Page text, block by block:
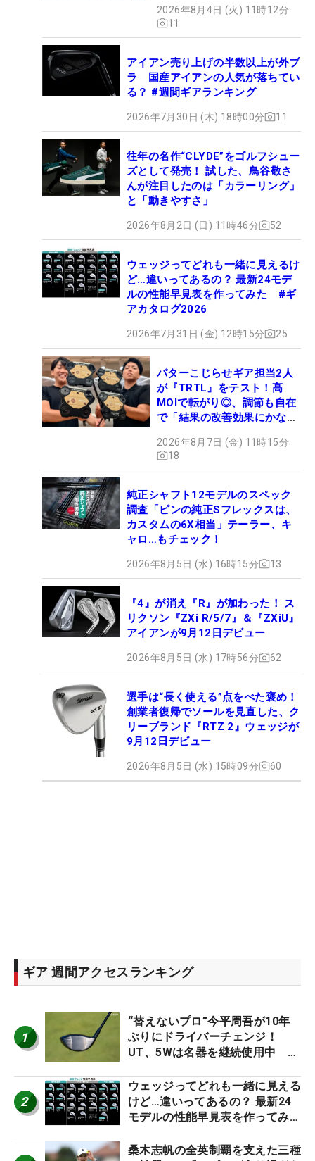
2026年8月4日 (火) 11時12分
11
アイアン売り上げの半数以上が外ブ
ラ 国産アイアンの人気が落ちてい
る？ #週間ギアランキング
2026年7月30日 (木) 18時00分 11
往年の名作“CLYDE”をゴルフシュー
ズとして発売！ 試した、鳥谷敬さ
んが注目したのは「カラーリング」
と「動きやすさ」
2026年8月2日 (日) 11時46分 52
ウェッジってどれも一緒に見えるけ
ど…違いってあるの？ 最新24モデ
ルの性能早見表を作ってみた #ギ
アカタログ2026
2026年7月31日 (金) 12時15分 25
パターこじらせギア担当2人
が『TRTL』をテスト！高
MOIで転がり◎、調節も自在
で「結果の改善効果にかなり
2026年8月7日 (金) 11時15分
18
純正シャフト12モデルのスペック
調査「ピンの純正Sフレックスは、
カスタムの6X相当」テーラー、キ
ャロ…もチェック！
2026年8月5日 (水) 16時15分 13
『4』が消え『R』が加わった！ ス
リクソン『ZXi R/5/7』＆『ZXiU』
アイアンが9月12日デビュー
2026年8月5日 (水) 17時56分 62
選手は“長く使える”点をべた褒め！
創業者復帰でソールを見直した、ク
リーブランド『RTZ 2』ウェッジが
9月12日デビュー
2026年8月5日 (水) 15時09分 60
ギア 週間アクセスランキング
1
“替えないプロ”今平周吾が10年
ぶりにドライバーチェンジ！
UT、5Wは名器を継続使用中 #
2
ウェッジってどれも一緒に見える
けど…違いってあるの？ 最新24
モデルの性能早見表を作ってみ
桑木志帆の全英制覇を支えた三種